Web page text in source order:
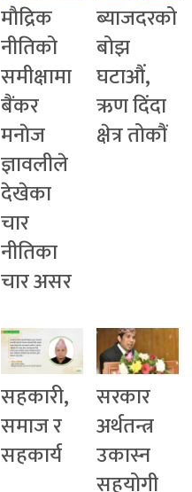
माैद्रिक
नीतिको
समीक्षामा
बैंकर
मनाेज
ज्ञावलीले
देखेका
चार
नीतिका
चार असर
ब्याजदरको
बोझ
घटाऔं,
ऋण दिंदा
क्षेत्र तोकौं
सहकारी,
समाज र
सहकार्य
सरकार
अर्थतन्त्र
उकास्न
सहयोगी